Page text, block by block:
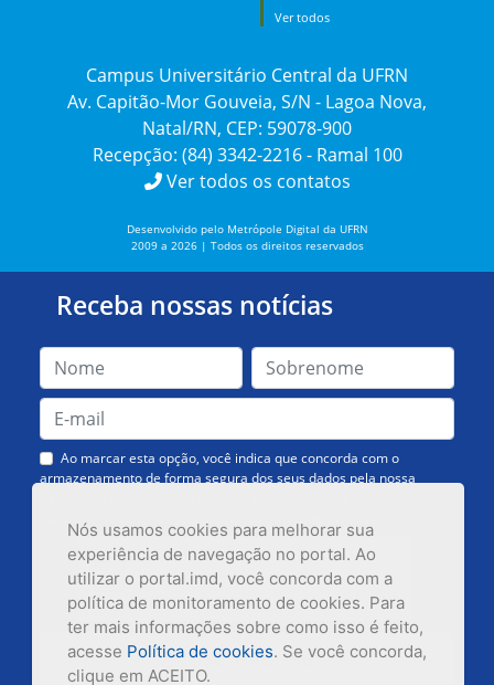
Nós usamos cookies para melhorar sua
experiência de navegação no portal. Ao
utilizar o portal.imd, você concorda com a
política de monitoramento de cookies. Para
ter mais informações sobre como isso é feito,
acesse Política de cookies. Se você concorda,
clique em ACEITO.
Ver todos
Campus Universitário Central da UFRN
Av. Capitão-Mor Gouveia, S/N - Lagoa Nova,
Natal/RN, CEP: 59078-900
Recepção: (84) 3342-2216 - Ramal 100
Ver todos os contatos
Desenvolvido pelo Metrópole Digital da UFRN
2009 a 2026 | Todos os direitos reservados
Receba nossas notícias
Ao marcar esta opção, você indica que concorda com o
armazenamento de forma segura dos seus dados pela nossa
Inscrever-se